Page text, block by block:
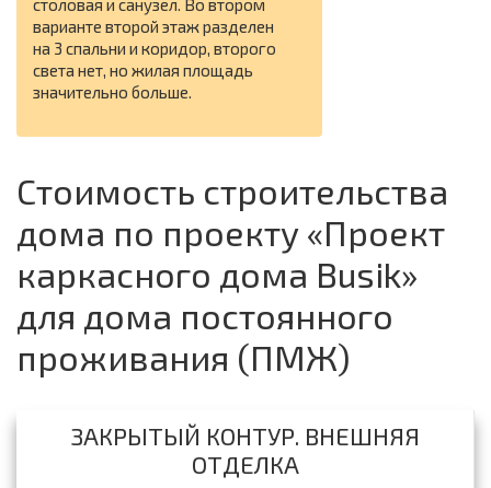
столовая и санузел. Во втором
варианте второй этаж разделен
на 3 спальни и коридор, второго
света нет, но жилая площадь
значительно больше.
Стоимость строительства
дома по проекту «Проект
каркасного дома Busik»
для дома постоянного
проживания (ПМЖ)
ЗАКРЫТЫЙ КОНТУР. ВНЕШНЯЯ
ОТДЕЛКА